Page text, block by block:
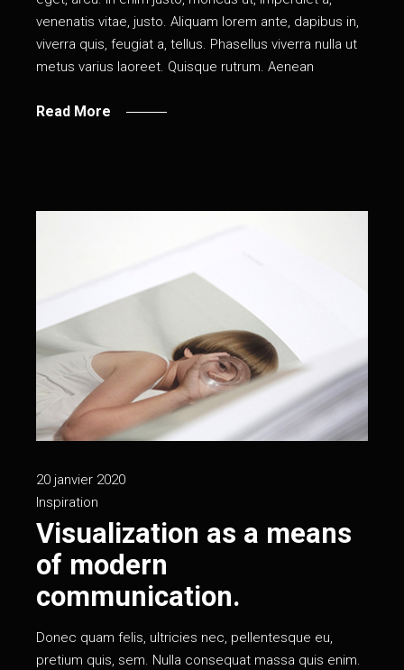
venenatis vitae, justo. Aliquam lorem ante, dapibus in,
viverra quis, feugiat a, tellus. Phasellus viverra nulla ut
metus varius laoreet. Quisque rutrum. Aenean
Read More
20 janvier 2020
Inspiration
Visualization as a means
of modern
communication.
Donec quam felis, ultricies nec, pellentesque eu,
pretium quis, sem. Nulla consequat massa quis enim.